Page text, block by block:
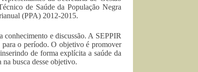
de Saúde da População Negra
(PPA) 2012-2015.
conhecimento e discussão. A SEPPIR
para o período. O objetivo é promover
de forma explícita a saúde da
busca desse objetivo.